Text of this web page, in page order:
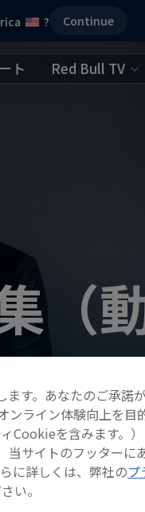
? Continue
ト Red Bull TV
（
す。あなたのご承諾
ンライン体験向上を目
Cookieを含みます。
当サイトのフッターに
に詳しくは、弊社のプ
い。